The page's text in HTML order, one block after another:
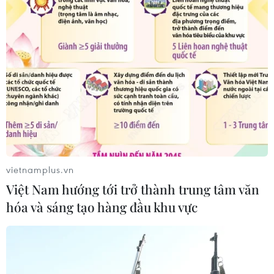
06/08/2026 08:36
Mở 1 cửa xả đáy hồ thủy điện Hòa
Bình vào 16 giờ ngày 6/8
06/08/2026 06:28
Quảng Trị: Mùa mưa lũ cận kề,
thường trực nỗi lo bờ sông 'nuốt' đất
06/08/2026 05:14
Mưa dông khiến hàng chục
chuyến bay tới Nội Bài không thể hạ
vietnamplus.vn
Việt Nam hướng tới trở thành trung tâm văn
hóa và sáng tạo hàng đầu khu vực